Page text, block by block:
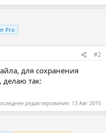
Pro
#2
для сохранения
делаю так:
редактирование: 13 Авг 2015